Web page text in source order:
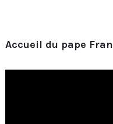
Accueil du pape